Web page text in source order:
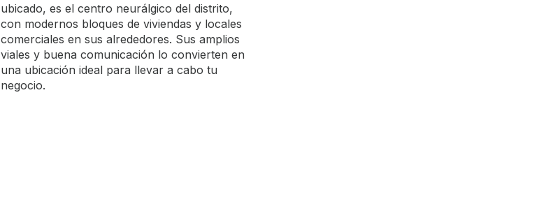
ubicado, es el centro neurálgico del distrito,
con modernos bloques de viviendas y locales
comerciales en sus alrededores. Sus amplios
viales y buena comunicación lo convierten en
una ubicación ideal para llevar a cabo tu
negocio.